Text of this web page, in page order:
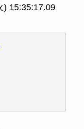
) 15:35:17.09